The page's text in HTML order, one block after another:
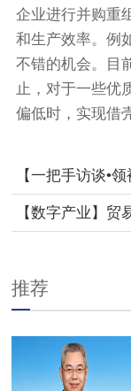
企业进行并购重
和生产效率。例
不错的机会。目
止，对于一些优
偏低时，实现借
【一把手访谈•
重要引擎 应加
【数字产业】
推荐